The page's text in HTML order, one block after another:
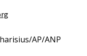
AP/ANP